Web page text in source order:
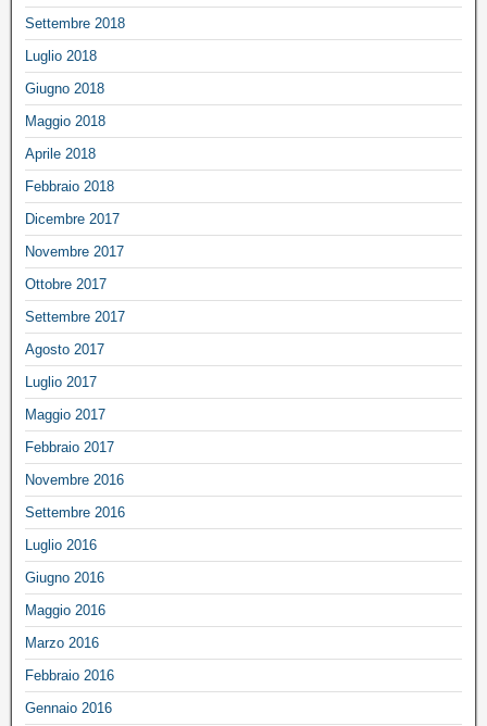
Settembre 2018
Luglio 2018
Giugno 2018
Maggio 2018
Aprile 2018
Febbraio 2018
Dicembre 2017
Novembre 2017
Ottobre 2017
Settembre 2017
Agosto 2017
Luglio 2017
Maggio 2017
Febbraio 2017
Novembre 2016
Settembre 2016
Luglio 2016
Giugno 2016
Maggio 2016
Marzo 2016
Febbraio 2016
Gennaio 2016